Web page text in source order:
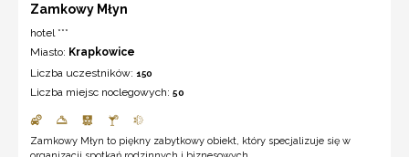
Zamkowy Młyn
hotel ***
Miasto: Krapkowice
Liczba uczestników: 150
Liczba miejsc noclegowych: 50
Zamkowy Młyn to piękny zabytkowy obiekt, który specjalizuje się w